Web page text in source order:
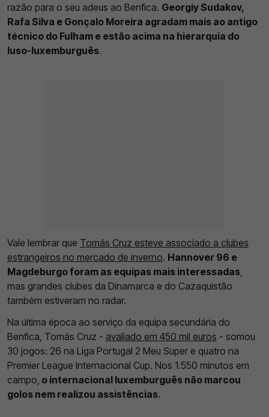
razão para o seu adeus ao Benfica. Georgiy Sudakov,
Rafa Silva e Gonçalo Moreira agradam mais ao antigo
técnico do Fulham e estão acima na hierarquia do
luso-luxemburguês.
Vale lembrar que Tomás Cruz esteve associado a clubes
estrangeiros no mercado de inverno. Hannover 96 e
Magdeburgo foram as equipas mais interessadas
mas grandes clubes da Dinamarca e do Cazaquistão
também estiveram no radar.
Na última época ao serviço da equipa secundária do
Benfica, Tomás Cruz - avaliado em 450 mil euros - somou
30 jogos: 26 na Liga Portugal 2 Meu Super e quatro na
Premier League Internacional Cup. Nos 1.550 minutos em
campo, o internacional luxemburguês não marcou
golos nem realizou assistências.